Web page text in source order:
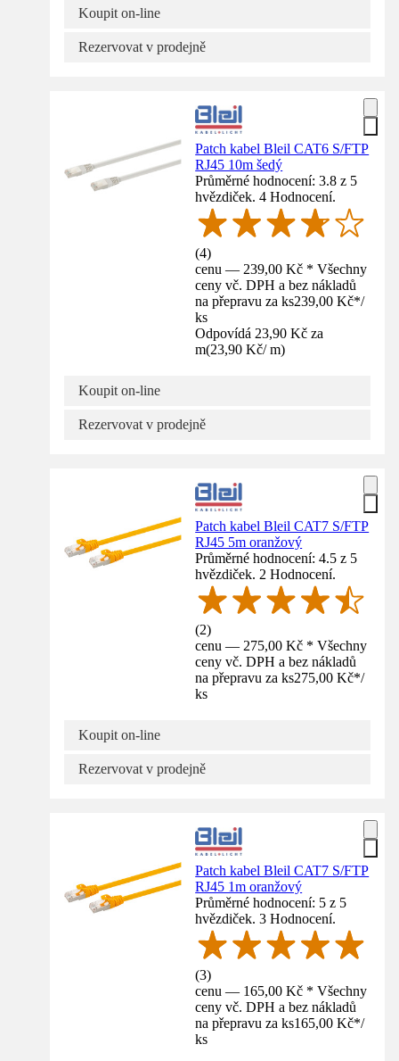
Koupit on-line
Rezervovat v prodejně
Patch kabel Bleil CAT6 S/FTP
RJ45 10m šedý
Průměrné hodnocení: 3.8 z 5
hvězdiček. 4 Hodnocení.
(4)
cenu — 239,00 Kč * Všechny
ceny vč. DPH a bez nákladů
na přepravu za ks239,00 Kč*/
ks
Odpovídá 23,90 Kč za
m(23,90 Kč/ m)
Koupit on-line
Rezervovat v prodejně
Patch kabel Bleil CAT7 S/FTP
RJ45 5m oranžový
Průměrné hodnocení: 4.5 z 5
hvězdiček. 2 Hodnocení.
(2)
cenu — 275,00 Kč * Všechny
ceny vč. DPH a bez nákladů
na přepravu za ks275,00 Kč*/
ks
Koupit on-line
Rezervovat v prodejně
Patch kabel Bleil CAT7 S/FTP
RJ45 1m oranžový
Průměrné hodnocení: 5 z 5
hvězdiček. 3 Hodnocení.
(3)
cenu — 165,00 Kč * Všechny
ceny vč. DPH a bez nákladů
na přepravu za ks165,00 Kč*/
ks